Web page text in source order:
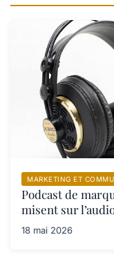
MARKETING ET
Podcast de
misent sur
18 mai 2026